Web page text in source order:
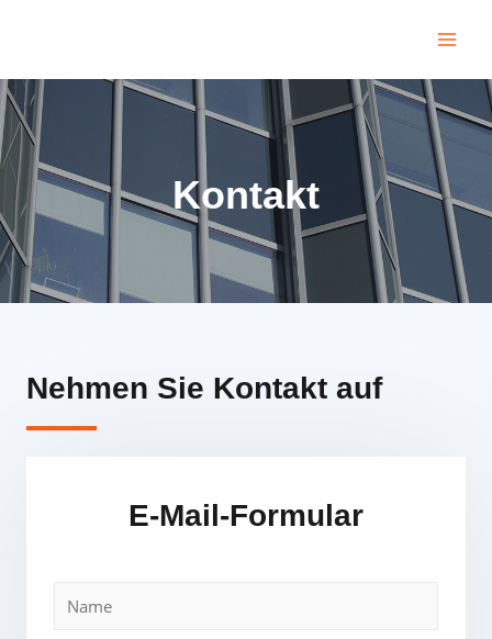
Kontakt
Nehmen Sie Kontakt auf
E-Mail-Formular